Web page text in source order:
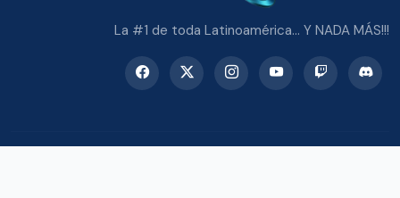
La #1 de toda Latinoamérica... Y NADA MÁS!!!